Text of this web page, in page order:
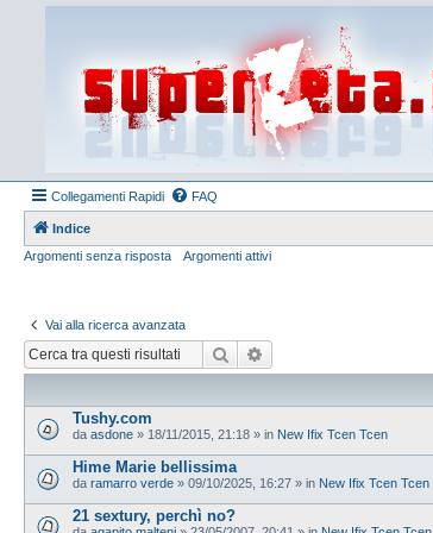
Collegamenti Rapidi FAQ
Indice
Argomenti senza risposta
Argomenti attivi
Vai alla ricerca avanzata
Cerca
Tushy.com
da asdone » 18/11/2015, 21:18 » in New Ifix Tcen Tcen
Hime Marie bellissima
da ramarro verde » 09/10/2025, 16:27 » in New Ifix Tcen Tcen
21 sextury, perchì no?